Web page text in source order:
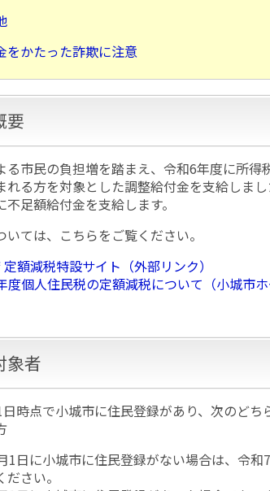
をかたった詐欺に注意
要
る市民の負担増を踏まえ、令和6年度に所
れる方を対象とした調整給付金を支給しま
足額給付金を支給します。
いては、こちらをご覧ください。
額減税特設サイト（外部リンク）
度個人住民税の定額減税について（小城市ホ
象者
時点で小城市に住民登録があり、次のどち
1日に小城市に住民登録がない場合は、令
さい。